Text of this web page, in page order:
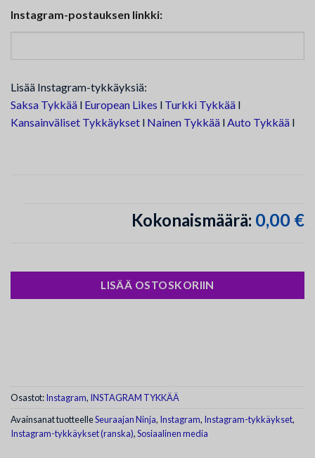
Instagram-postauksen linkki:
Lisää Instagram-tykkäyksiä:
Saksa Tykkää l European Likes l Turkki Tykkää l
Kansainväliset Tykkäykset l Nainen Tykkää lAuto Tykkää l
Kokonaismäärä: 0,00 €
LISÄÄ OSTOSKORIIN
Osastot:Instagram, INSTAGRAM TYKKÄÄ
Avainsanat tuotteelleSeuraajan Ninja, Instagram, Instagram-tykkäykset,
Instagram-tykkäykset (ranska),Sosiaalinen media